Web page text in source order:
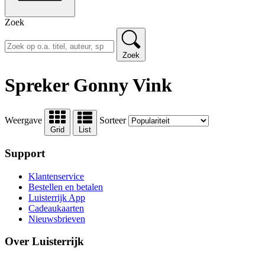
Zoek
Zoek
Spreker Gonny Vink
Weergave
Grid List
Sorteer
Support
Klantenservice
Bestellen en betalen
Luisterrijk App
Cadeaukaarten
Nieuwsbrieven
Over Luisterrijk